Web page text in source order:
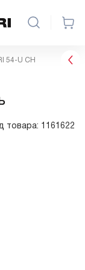
54-U CH
товара: 1161622